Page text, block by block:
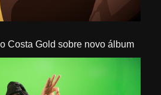
Costa Gold sobre novo álbum